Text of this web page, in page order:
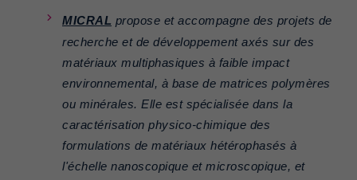
MICRAL propose et accompagne des projets de
recherche et de développement axés sur des
matériaux multiphasiques à faible impact
environnemental, à base de matrices polymères
ou minérales. Elle est spécialisée dans la
caractérisation physico-chimique des
formulations de matériaux hétérophasés à
l'échelle nanoscopique et microscopique, et